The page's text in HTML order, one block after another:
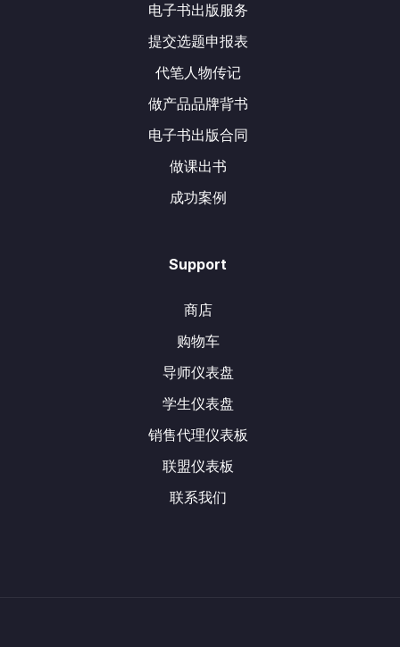
电子书出版服务
提交选题申报表
代笔人物传记
做产品品牌背书
电子书出版合同
做课出书
成功案例
Support
商店
购物车
导师仪表盘
学生仪表盘
销售代理仪表板
联盟仪表板
联系我们